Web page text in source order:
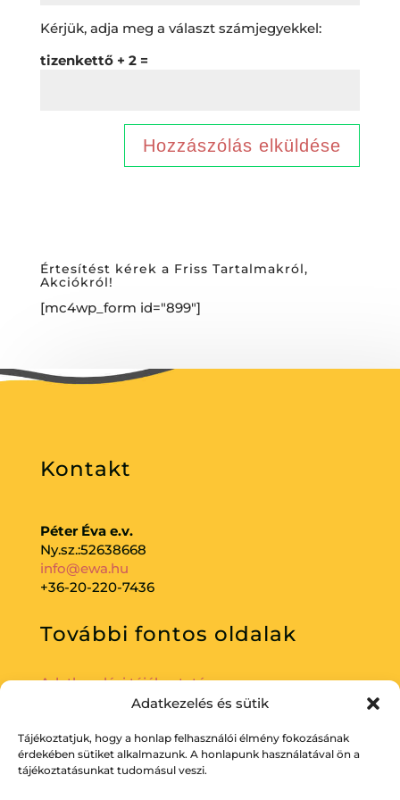
Adatkezelés és sütik
Tájékoztatjuk, hogy a honlap felhasználói élmény fokozásának
érdekében sütiket alkalmazunk. A honlapunk használatával ön a
tájékoztatásunkat tudomásul veszi.
Kérjük, adja meg a választ számjegyekkel:
tizenkettő + 2 =
Értesítést kérek a Friss Tartalmakról,
Akciókról!
[mc4wp_form id="899"]
Kontakt
Péter Éva e.v.
Ny.sz.:52638668
info@ewa.hu
+36-20-220-7436
További fontos oldalak
Adatkezelési tájékoztató